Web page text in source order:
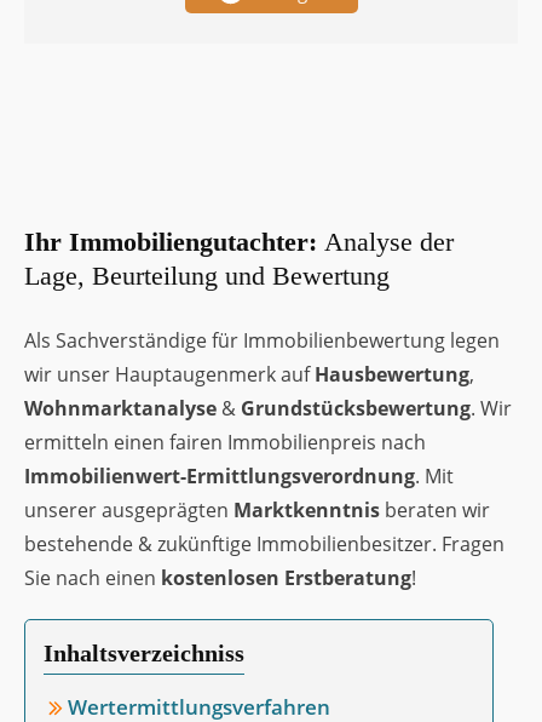
Ihr Immobiliengutachter: Analyse der
Lage, Beurteilung und Bewertung
Als Sachverständige für Immobilienbewertung legen
wir unser Hauptaugenmerk aufHausbewertung,
Wohnmarktanalyse & Grundstücksbewertung. Wir
ermitteln einen fairen Immobilienpreis nach
Immobilienwert-Ermittlungsverordnung. Mit
unserer ausgeprägten Marktkenntnis beraten wir
bestehende & zukünftige Immobilienbesitzer. Fragen
Sie nach einen kostenlosen Erstberatung!
Inhaltsverzeichniss
Wertermittlungsverfahren